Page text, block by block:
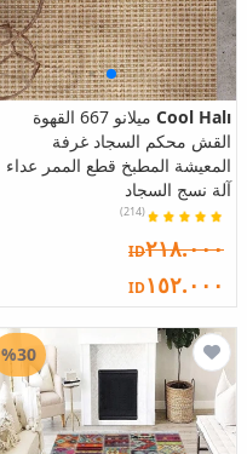
Cool Halı
ميلانو 667 القهوة
القش محكم السجاد غرفة
المعيشة المطبخ قطع الممر عداء
آلة نسج السجاد
(214)
ID٢١٨.٠٠٠
ID١٥٢.٠٠٠
%30